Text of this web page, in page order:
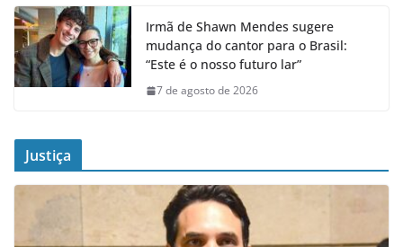
Irmã de Shawn Mendes sugere
mudança do cantor para o Brasil:
“Este é o nosso futuro lar”
7 de agosto de 2026
Justiça